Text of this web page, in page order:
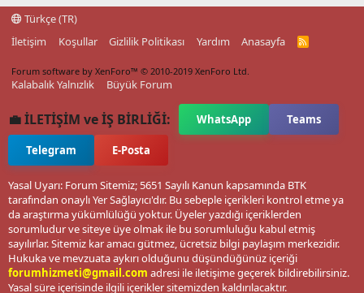
Türkçe (TR)
İletişim
Koşullar Gizlilik Politikası Yardım Anasayfa
R
Forum software by XenForo™ © 2010-2019 XenForo Ltd.
Kalabalık Yalnızlık Büyük Forum
💼 İLETİŞİM ve İŞ BİRLİĞİ: WhatsApp Teams
Telegram E-Posta
Yasal Uyarı: Forum Sitemiz; 5651 Sayılı Kanun kapsamında BTK
tarafından onaylı Yer Sağlayıcı'dır. Bu sebeple içerikleri kontrol etme ya
da araştırma yükümlülüğü yoktur. Üyeler yazdığı içeriklerden
sorumludur ve siteye üye olmak ile bu sorumluluğu kabul etmiş
sayılırlar. Sitemiz kar amacı gütmez, ücretsiz bilgi paylaşım merkezidir.
Hukuka ve mevzuata aykırı olduğunu düşündüğünüz içeriği
forumhizmeti@gmail.com adresi ile iletişime geçerek bildirebilirsiniz.
Yasal süre içerisinde ilgili içerikler sitemizden kaldırılacaktır.